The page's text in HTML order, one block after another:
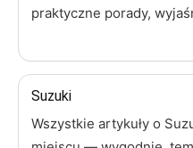
praktyczne porady,
Suzuki
Wszystkie artykuły o